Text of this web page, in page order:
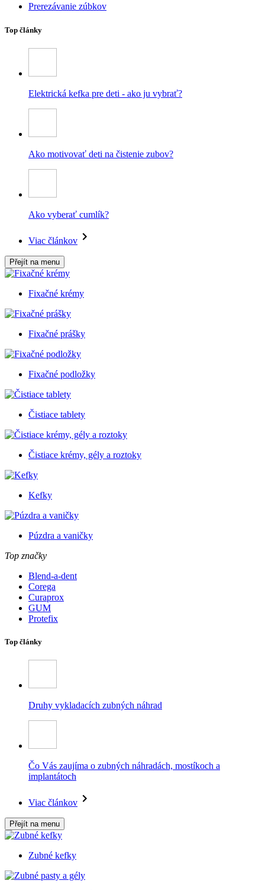
Prerezávanie zúbkov
Top články
Elektrická kefka pre deti - ako ju vybrať?
Ako motivovať deti na čistenie zubov?
Ako vyberať cumlík?
Viac článkov
Přejít na menu
Fixačné krémy
Fixačné prášky
Fixačné podložky
Čistiace tablety
Čistiace krémy, gély a roztoky
Kefky
Púzdra a vaničky
Top značky
Blend-a-dent
Corega
Curaprox
GUM
Protefix
Top články
Druhy vykladacích zubných náhrad
Čo Vás zaujíma o zubných náhradách, mostíkoch a
implantátoch
Viac článkov
Přejít na menu
Zubné kefky